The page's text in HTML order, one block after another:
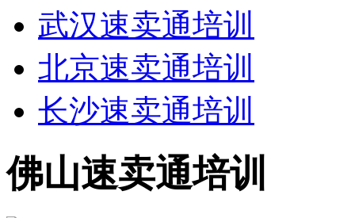
武汉速卖通培训
北京速卖通培训
长沙速卖通培训
佛山速卖通培训